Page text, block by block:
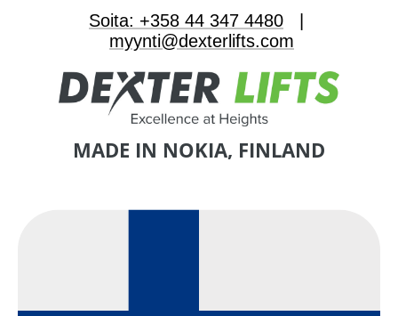
Soita: +358 44 347 4480
myynti@dexterlifts.com
MADE IN NOKIA, FINLAND